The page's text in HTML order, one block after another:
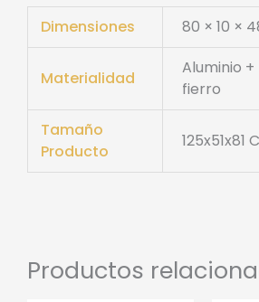
Dimensiones 80 × 10 ×
Materialidad
Aluminio
fierro
Tamaño
Producto
125x51x81
Productos